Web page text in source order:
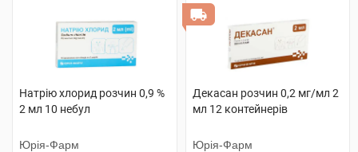
Натрію хлорид розчин 0,9 %
2 мл 10 небул
Юрія-Фарм
Декасан розчин 0,2 мг/мл 2
мл 12 контейнерів
Юрія-Фарм